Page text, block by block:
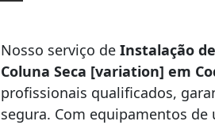
Nosso serviço de Instalação de
Coluna Seca [variation] em
profissionais qualificados,
segura. Com equipamentos de